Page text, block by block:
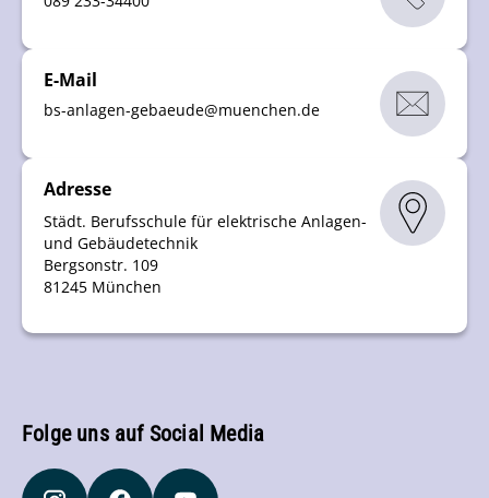
E-Mail
bs-anlagen-gebaeude@muenchen.de
Adresse
Städt. Berufsschule für elektrische Anlagen-
und Gebäudetechnik
Bergsonstr. 109
81245 München
Folge uns auf Social Media